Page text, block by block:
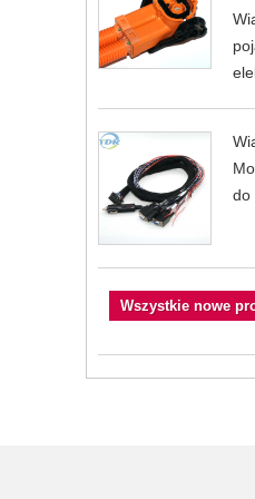
do
Wszystkie nowe